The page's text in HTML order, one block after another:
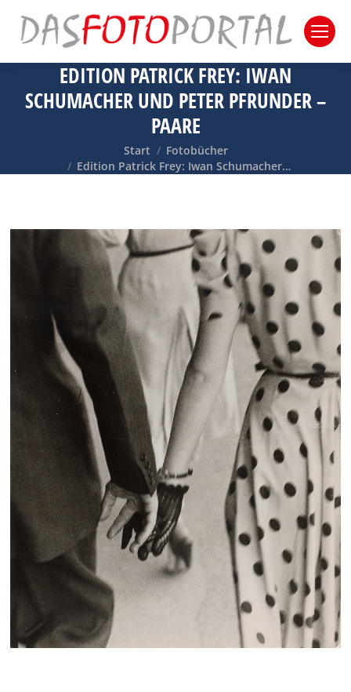
EDITION PATRICK FREY: IWAN
SCHUMACHER UND PETER PFRUNDER –
PAARE
Sie befinden sich hier:
Start
Fotobücher
Edition Patrick Frey: Iwan Schumacher…